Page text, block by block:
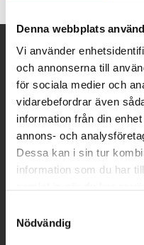
Denna webbplats
Vi använder
och annonserna till
för sociala medier och
vidarebefordrar även
information från din
annons- och
Dessa kan i sin tur
information som du har
Nödvändig
INFORMATION
Om oss
Kontakt
Mitt konto
Köpvillkor